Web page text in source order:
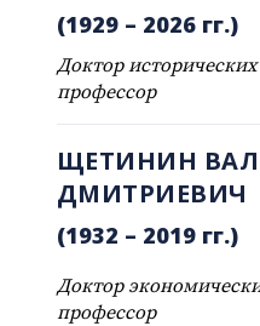
(1929 – 2026 гг.)
Доктор
профессор
ЩЕТИНИН
ДМИТРИЕВИЧ
(1932 – 2019 гг.)
Доктор
профессор